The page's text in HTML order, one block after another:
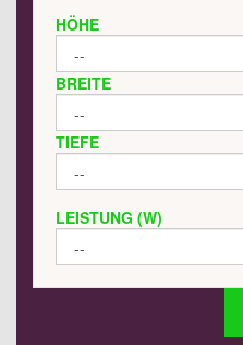
HÖHE
BREITE
TIEFE
LEISTUNG (W)